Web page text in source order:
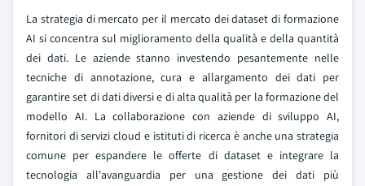
La strategia di mercato per il mercato dei dataset di formazione
AI si concentra sul miglioramento della qualità e della quantità
dei dati. Le aziende stanno investendo pesantemente nelle
tecniche di annotazione, cura e allargamento dei dati per
garantire set di dati diversi e di alta qualità per la formazione del
modello AI. La collaborazione con aziende di sviluppo AI,
fornitori di servizi cloud e istituti di ricerca è anche una strategia
comune per espandere le offerte di dataset e integrare la
tecnologia all'avanguardia per una gestione dei dati più